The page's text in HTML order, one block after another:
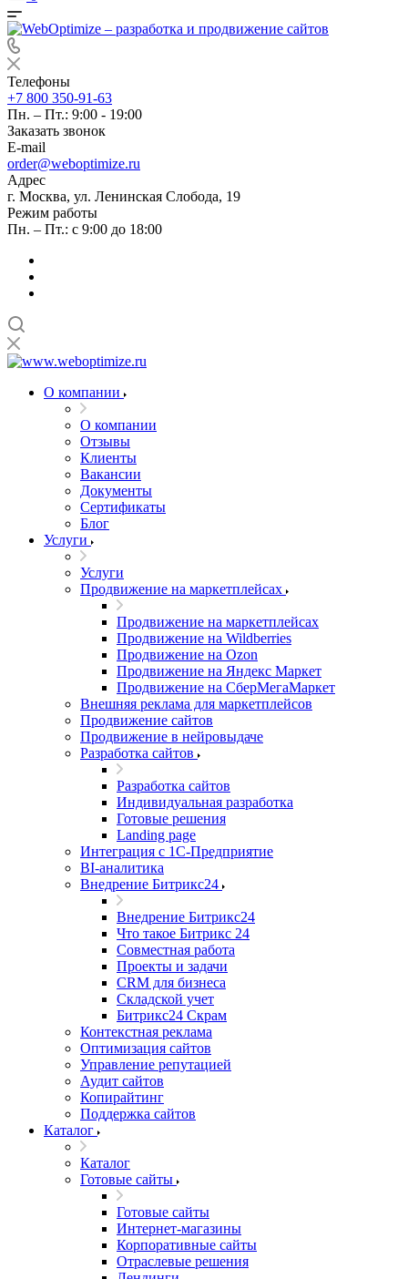
Телефоны
+7 800 350-91-63
Пн. – Пт.: 9:00 - 19:00
Заказать звонок
E-mail
order@weboptimize.ru
Адрес
г. Москва, ул. Ленинская Слобода, 19
Режим работы
Пн. – Пт.: с 9:00 до 18:00
О компании
О компании
Отзывы
Клиенты
Вакансии
Документы
Сертификаты
Блог
Услуги
Услуги
Продвижение на маркетплейсах
Продвижение на маркетплейсах
Продвижение на Wildberries
Продвижение на Ozon
Продвижение на Яндекс Маркет
Продвижение на СберМегаМаркет
Внешняя реклама для маркетплейсов
Продвижение сайтов
Продвижение в нейровыдаче
Разработка сайтов
Разработка сайтов
Индивидуальная разработка
Готовые решения
Landing page
Интеграция с 1С-Предприятие
BI-аналитика
Внедрение Битрикс24
Внедрение Битрикс24
Что такое Битрикс 24
Совместная работа
Проекты и задачи
СRМ для бизнеса
Складской учет
Битрикс24 Скрам
Контекстная реклама
Оптимизация сайтов
Управление репутацией
Аудит сайтов
Копирайтинг
Поддержка сайтов
Каталог
Каталог
Готовые сайты
Готовые сайты
Интернет-магазины
Корпоративные сайты
Отраслевые решения